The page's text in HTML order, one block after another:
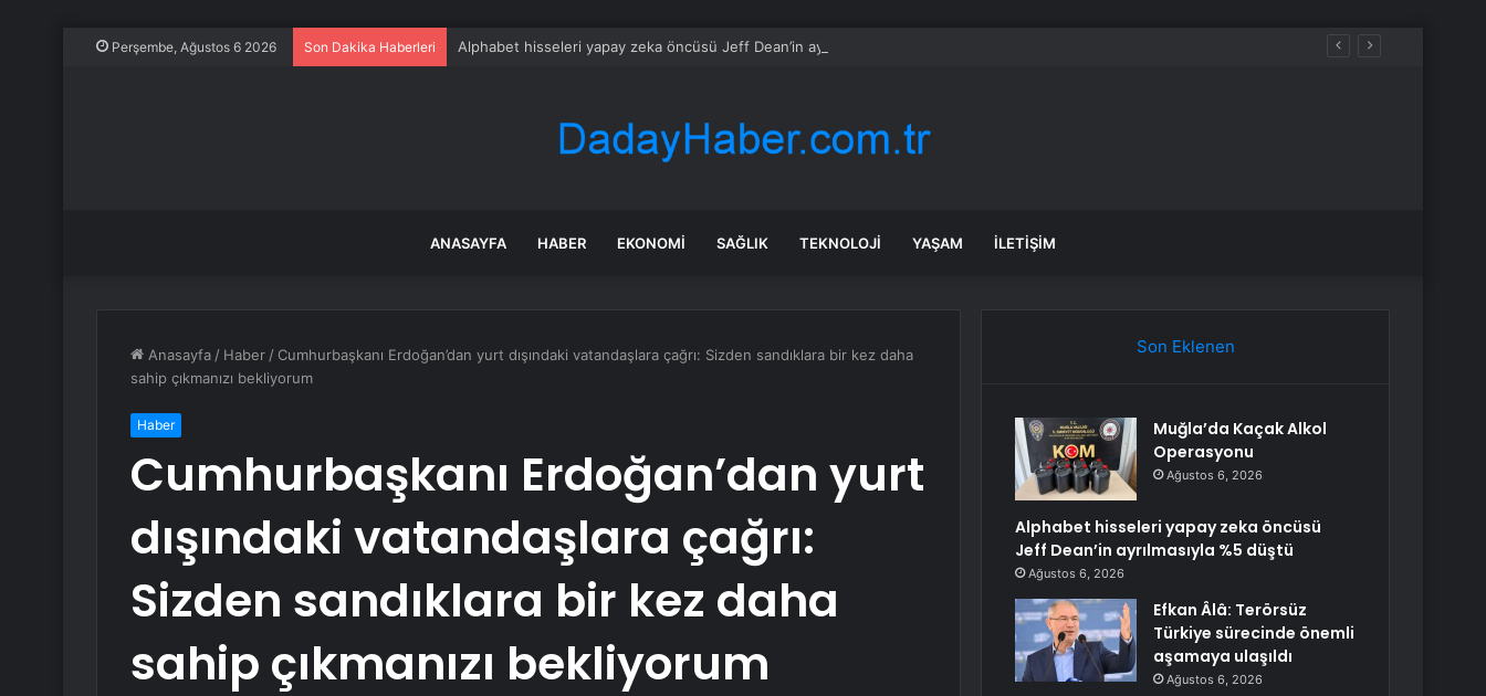
Perşembe, Ağustos 6 2026 Son Dakika Haberleri Alphabet hisseleri yapay zeka öncüsü Jeff Dean’in ayrılmasıyla %5 düştü
ANASAYFA HABER EKONOMI SAĞLIK TEKNOLOJI YAŞAM İLETIŞIM
Anasayfa / Haber / Cumhurbaşkanı Erdoğan’dan yurt dışındaki vatandaşlara çağrı: Sizden sandıklara bir kez daha
sahip çıkmanızı bekliyorum
Haber
Cumhurbaşkanı Erdoğan’dan yurt
dışındaki vatandaşlara çağrı:
Sizden sandıklara bir kez daha
sahip çıkmanızı bekliyorum
Son Eklenen
Muğla’da Kaçak Alkol
Operasyonu
Ağustos 6, 2026
Alphabet hisseleri yapay zeka öncüsü
Jeff Dean’in ayrılmasıyla %5 düştü
Ağustos 6, 2026
Efkan Âlâ: Terörsüz
Türkiye sürecinde önemli
aşamaya ulaşıldı
Ağustos 6, 2026